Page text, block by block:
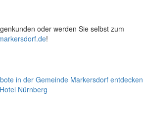
oder werden Sie selbst zum
!
Hotel Nürnberg